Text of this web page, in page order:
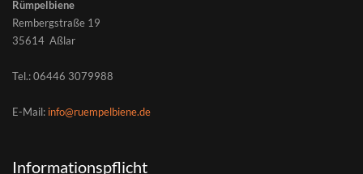
Rümpelbiene
Rembergstraße 19
35614 Aßlar
Tel.:06446 3079988
E-Mail: info@ruempelbiene.de
Informationspflicht